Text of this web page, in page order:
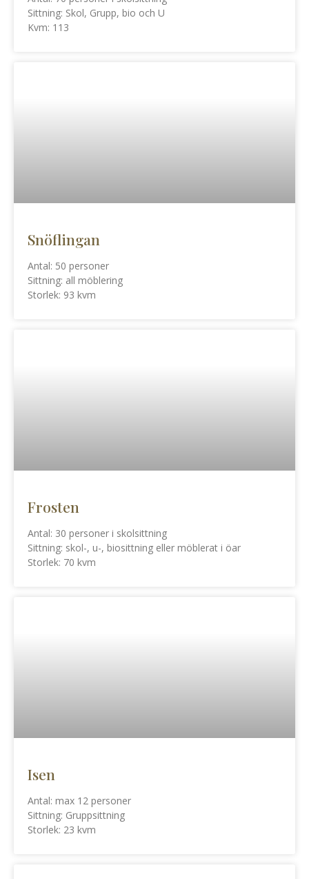
Sittning: Skol, Grupp, bio och U
Kvm: 113
Snöflingan
Antal: 50 personer
Sittning: all möblering
Storlek: 93 kvm
Frosten
Antal: 30 personer i skolsittning
Sittning: skol-, u-, biosittning eller möblerat i öar
Storlek: 70 kvm
Isen
Antal: max 12 personer
Sittning: Gruppsittning
Storlek: 23 kvm